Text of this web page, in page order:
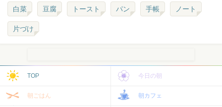
白菜 豆腐 トースト パン 手帳 ノート
片づけ
TOP 今日の朝
朝ごはん 朝カフェ